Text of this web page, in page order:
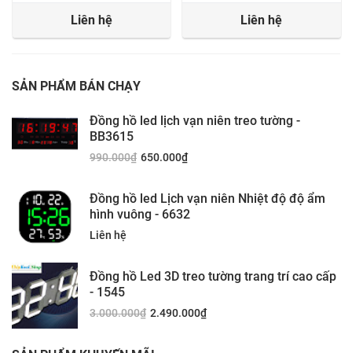
Liên hệ Liên hệ
SẢN PHẨM BÁN CHẠY
Đồng hồ led lịch vạn niên treo tường -
BB3615
990.000₫ 650.000₫
Đồng hồ led Lịch vạn niên Nhiệt độ độ ẩm
hình vuông - 6632
Liên hệ
Đồng hồ Led 3D treo tường trang trí cao cấp
- 1545
3.000.000₫ 2.490.000₫